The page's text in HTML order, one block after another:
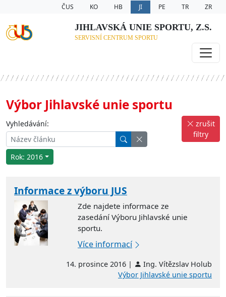
ČUS KO HB JI PE TR ZR
JIHLAVSKÁ UNIE SPORTU, Z.S.
SERVISNÍ CENTRUM SPORTU
Výbor Jihlavské unie sportu
Vyhledávání:
Rok: 2016
zrušit
filtry
Informace z výboru JUS
Zde najdete informace ze
zasedání Výboru Jihlavské unie
sportu.
Více informací
14. prosince 2016 |
Ing. Vítězslav Holub
Výbor Jihlavské unie sportu